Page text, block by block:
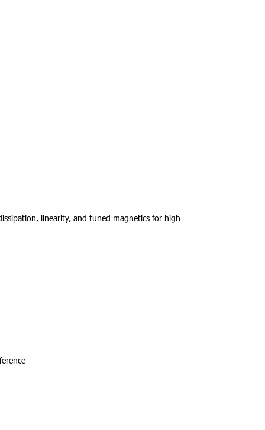
linearity, and tuned magnetics for high